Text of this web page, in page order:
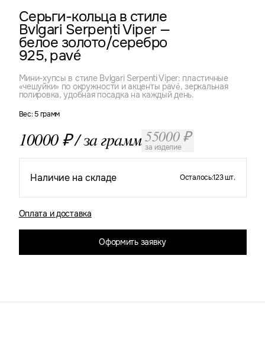
Серьги-кольца в стиле
Bvlgari Serpenti Viper —
белое золото/серебро
925, pavé
Мини-хупсы в стиле Bvlgari Serpenti Viper: пластичные
«чешуйки» по окружности и акценты pavé, зеркальная
полировка, удобная посадка на каждый день.
Вес: 5 грамм
10000 ₽ / за грамм 55000 ₽
за изделие
Наличие на складе Осталось:123 шт.
Оплата и доставка
Оформить заявку